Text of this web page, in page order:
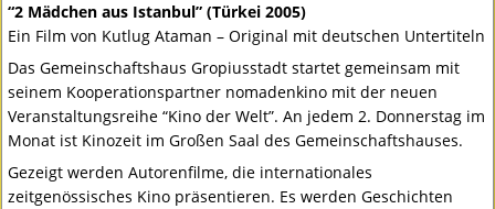
“2 Mädchen aus Istanbul” (Türkei 2005)
Ein Film von Kutlug Ataman – Original mit deutschen Untertiteln
Das Gemeinschaftshaus Gropiusstadt startet gemeinsam mit
seinem Kooperationspartner nomadenkino mit der neuen
Veranstaltungsreihe “Kino der Welt”. An jedem 2. Donnerstag im
Monat ist Kinozeit im Großen Saal des Gemeinschaftshauses.
Gezeigt werden Autorenfilme, die internationales
zeitgenössisches Kino präsentieren. Es werden Geschichten